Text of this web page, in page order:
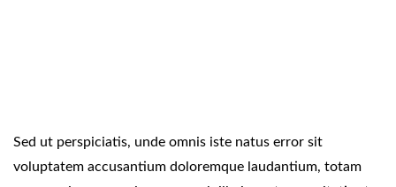
Sed ut perspiciatis, unde omnis iste natus error sit
voluptatem accusantium doloremque laudantium, totam